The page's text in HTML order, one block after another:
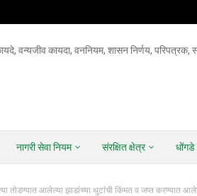
वन्यजीव कायदा, वननियम, शासन निर्णय,
नागरी सेवा नियम संरक्षित क्षेत्र
तोडण्यात आलेल्या झाडांच्या थुटांची किंमत व जप्त करण्यात